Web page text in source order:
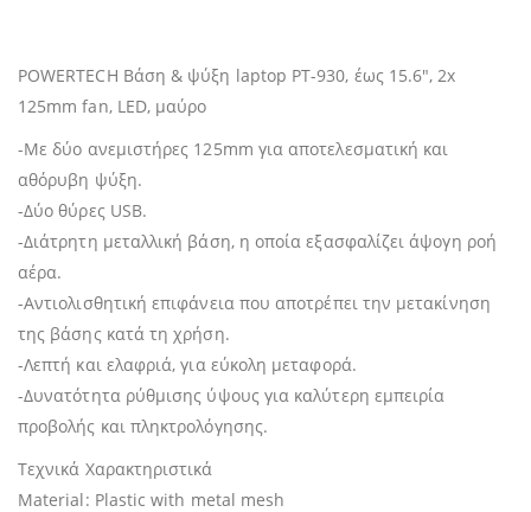
POWERTECH Βάση & ψύξη laptop PT-930, έως 15.6″, 2x
125mm fan, LED, μαύρο
-Mε δύο ανεμιστήρες 125mm για αποτελεσματική και
αθόρυβη ψύξη.
-Δύο θύρες USB.
-Διάτρητη μεταλλική βάση, η οποία εξασφαλίζει άψογη ροή
αέρα.
-Αντιολισθητική επιφάνεια που αποτρέπει την μετακίνηση
της βάσης κατά τη χρήση.
-Λεπτή και ελαφριά, για εύκολη μεταφορά.
-Δυνατότητα ρύθμισης ύψους για καλύτερη εμπειρία
προβολής και πληκτρολόγησης.
Τεχνικά Χαρακτηριστικά
Material: Plastic with metal mesh